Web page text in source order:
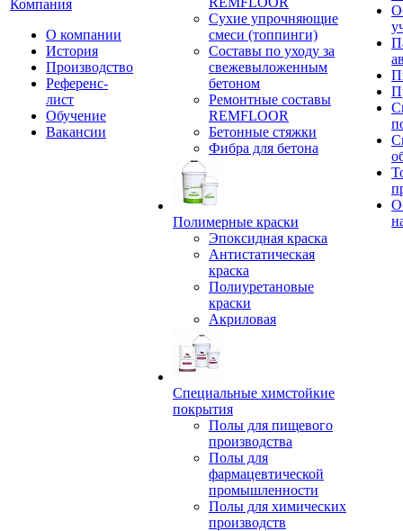
Компания
О компании
История
Производство
Референс-
лист
Обучение
Вакансии
Сухие упрочняющие
смеси (топпинги)
Составы по уходу за
свежевыложенным
бетоном
Ремонтные составы
REMFLOOR
Бетонные стяжки
Фибра для бетона
Полимерные краски
Эпоксидная краска
Антистатическая
краска
Полиуретановые
краски
Акриловая
Специальные химстойкие
покрытия
Полы для пищевого
производства
Полы для
фармацевтической
промышленности
Полы для химических
производств